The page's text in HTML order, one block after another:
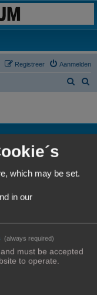
Aanmelden
Registreer
k
k
Ga naar
which may be set.
in our
(always required)
must be accepted
to operate.